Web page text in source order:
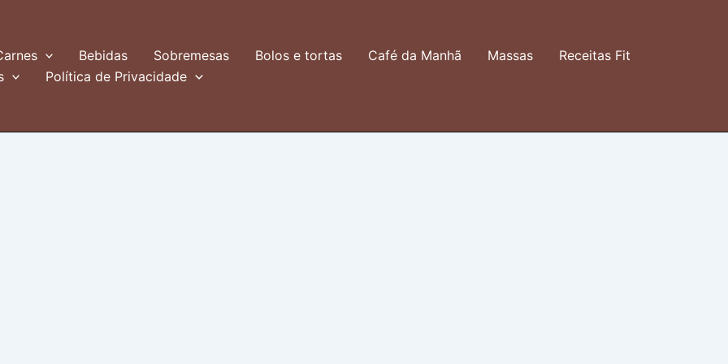
Bebidas Sobremesas Bolos e tortas Café da Manhã Massas
Receitas Fit
Política de Privacidade